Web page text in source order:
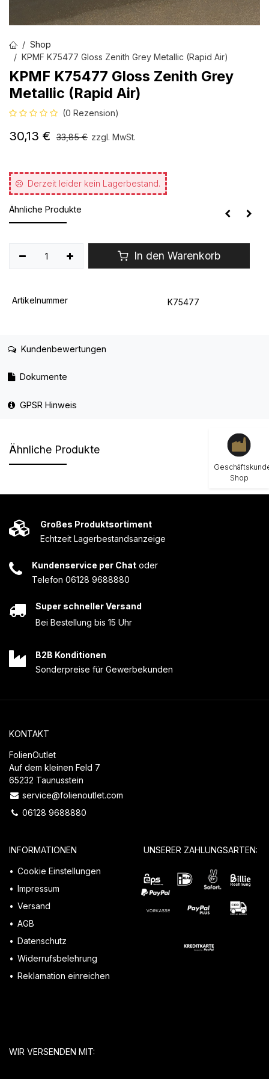
Shop
KPMF K75477 Gloss Zenith Grey Metallic (Rapid Air)
KPMF K75477 Gloss Zenith Grey
Metallic (Rapid Air)
(0 Rezension)
30,13 € 33,85€ zzgl. MwSt.
Derzeit leider kein Lagerbestand.
Ähnliche Produkte
In den Warenkorb
Artikelnummer K75477
Kundenbewertungen
Dokumente
GPSR Hinweis
Ähnliche Produkte
Großes Produktsortiment
Echtzeit Lagerbestandsanzeige
Kundenservice per Chat oder
Telefon 06128 9688880
Super schneller Versand
Bei Bestellung bis 15 Uhr
B2B Konditionen
Sonderpreise für Gewerbekunden
KONTAKT
FolienOutlet
Auf dem kleinen Feld 7
65232 Taunusstein
service@folienoutlet.com
06128 9688880
INFORMATIONEN
Cookie Einstellungen
Impressum
Versand
AGB
Datenschutz
Widerrufsbelehrung
Reklamation einreichen
UNSERER ZAHLUNGSARTEN:
WIR VERSENDEN MIT:
Shop